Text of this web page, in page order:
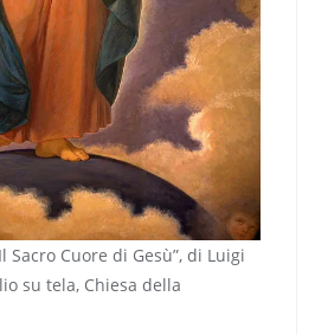
Sacro Cuore di Gesù”, di Luigi
su tela, Chiesa della